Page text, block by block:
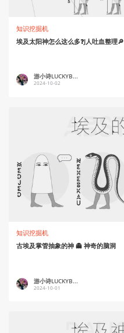
知识挖掘机
埃及太阳神怎么这么多❓J人吐血整理🔎
游小诗LUCKYB...
2024-10-02
知识挖掘机
古埃及掌管抽象的神 👻 神奇的脑洞
游小诗LUCKYB...
2024-10-01